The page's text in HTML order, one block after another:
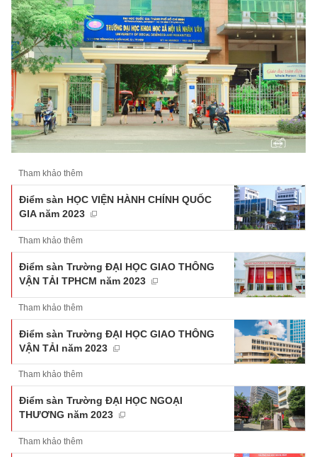
Tham khảo thêm
Điểm sàn HỌC VIỆN HÀNH CHÍNH QUỐC
GIA năm 2023
Tham khảo thêm
Điểm sàn Trường ĐẠI HỌC GIAO THÔNG
VẬN TẢI TPHCM năm 2023
Tham khảo thêm
Điểm sàn Trường ĐẠI HỌC GIAO THÔNG
VẬN TẢI năm 2023
Tham khảo thêm
Điểm sàn Trường ĐẠI HỌC NGOẠI
THƯƠNG năm 2023
Tham khảo thêm